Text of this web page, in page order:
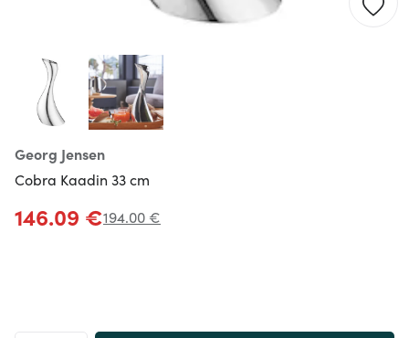
Georg Jensen
Cobra Kaadin 33 cm
146.09 €194.00 €